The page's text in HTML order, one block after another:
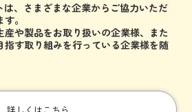
、さまざまな企業からご協力いただ
。
や製品をお取り扱いの企業様、 また
指す取り組みを行っている企業様を随